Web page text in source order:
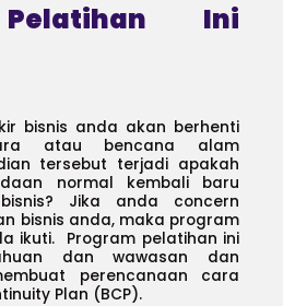
Ini
bisnis anda akan berhenti
atau bencana alam
tersebut terjadi apakah
normal kembali baru
Jika anda concern
bisnis anda, maka program
ikuti. Program pelatihan ini
dan wawasan dan
perencanaan cara
Plan (BCP).